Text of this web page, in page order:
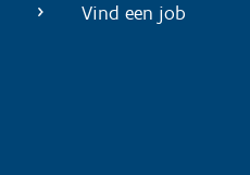
Vind een job